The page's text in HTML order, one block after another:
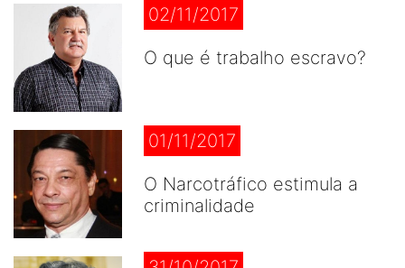
02/11/2017
O que é trabalho escravo?
01/11/2017
O Narcotráfico estimula a
criminalidade